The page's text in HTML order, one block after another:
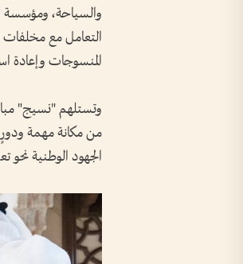
والسياحة، ومؤسسة
التعامل مع مخلفات
المنسوجات وإعادة
وتستلهم "نسيج"
من مكانة مهمة ودورٍ
الجهود الوطنية نحو